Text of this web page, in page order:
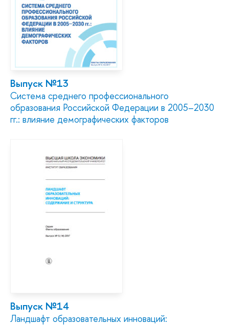
Выпуск №13
Система среднего профессионального
образования Российской Федерации в 2005–2030
гг.: влияние демографических факторов
Выпуск №14
Ландшафт образовательных инноваций: